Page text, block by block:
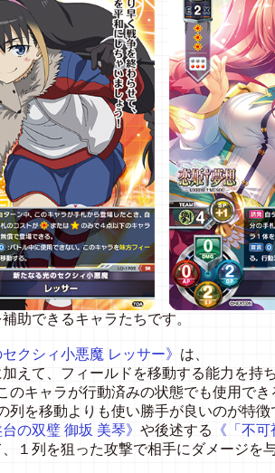
助できるキャラたちです。
セクシィ小悪魔 レッサー》 は、
えて、フィールドを移動する能力を持
のキャラが行動済みの状態でも使用でき
列を移動よりも使い勝手が良いのが特徴
台の双璧 御坂 美琴》 や後述する
《「不
１列を狙った攻撃で相手にダメージを